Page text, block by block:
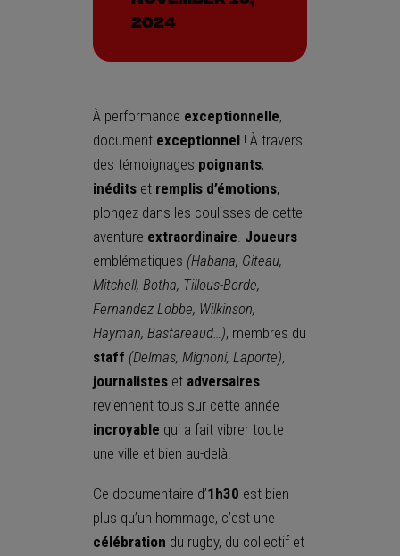
2024
À performance exceptionnelle,
document exceptionnel ! À travers
des témoignages poignants,
inédits et remplis d’émotions,
plongez dans les coulisses de cette
aventure extraordinaire Joueurs
emblématiques (Habana, Giteau,
Mitchell, Botha, Tillous-Borde,
Fernandez Lobbe, Wilkinson,
Hayman, Bastareaud…), membres du
staff (Delmas, Mignoni, Laporte),
journalistes et adversaires
reviennent tous sur cette année
incroyable qui a fait vibrer toute
une ville et bien au-delà.
Ce documentaire d’1h30 est bien
plus qu’un hommage, c’est une
célébration du rugby, du collectif et